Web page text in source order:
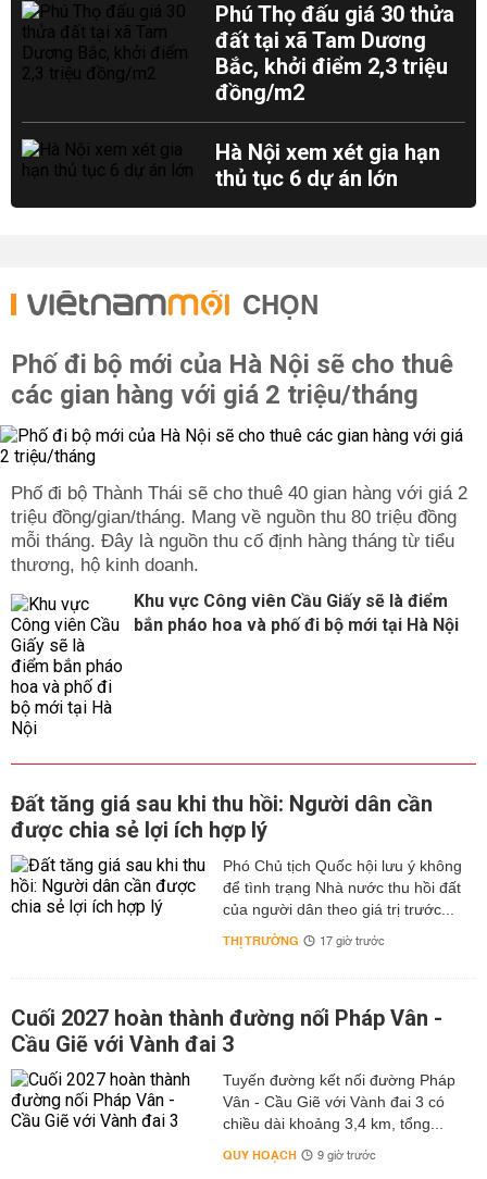
Phú Thọ đấu giá 30 thửa
đất tại xã Tam Dương
Bắc, khởi điểm 2,3 triệu
đồng/m2
Hà Nội xem xét gia hạn
thủ tục 6 dự án lớn
CHỌN
Phố đi bộ mới của Hà Nội sẽ cho thuê
các gian hàng với giá 2 triệu/tháng
Phố đi bộ Thành Thái sẽ cho thuê 40 gian hàng với giá 2
triệu đồng/gian/tháng. Mang về nguồn thu 80 triệu đồng
mỗi tháng. Đây là nguồn thu cố định hàng tháng từ tiểu
thương, hộ kinh doanh.
Khu vực Công viên Cầu Giấy sẽ là điểm
bắn pháo hoa và phố đi bộ mới tại Hà Nội
Đất tăng giá sau khi thu hồi: Người dân cần
được chia sẻ lợi ích hợp lý
Phó Chủ tịch Quốc hội lưu ý không
để tình trạng Nhà nước thu hồi đất
của người dân theo giá trị trước...
THỊ TRƯỜNG 17 giờ trước
Cuối 2027 hoàn thành đường nối Pháp Vân -
Cầu Giẽ với Vành đai 3
Tuyến đường kết nối đường Pháp
Vân - Cầu Giẽ với Vành đai 3 có
chiều dài khoảng 3,4 km, tổng...
QUY HOẠCH 9 giờ trước